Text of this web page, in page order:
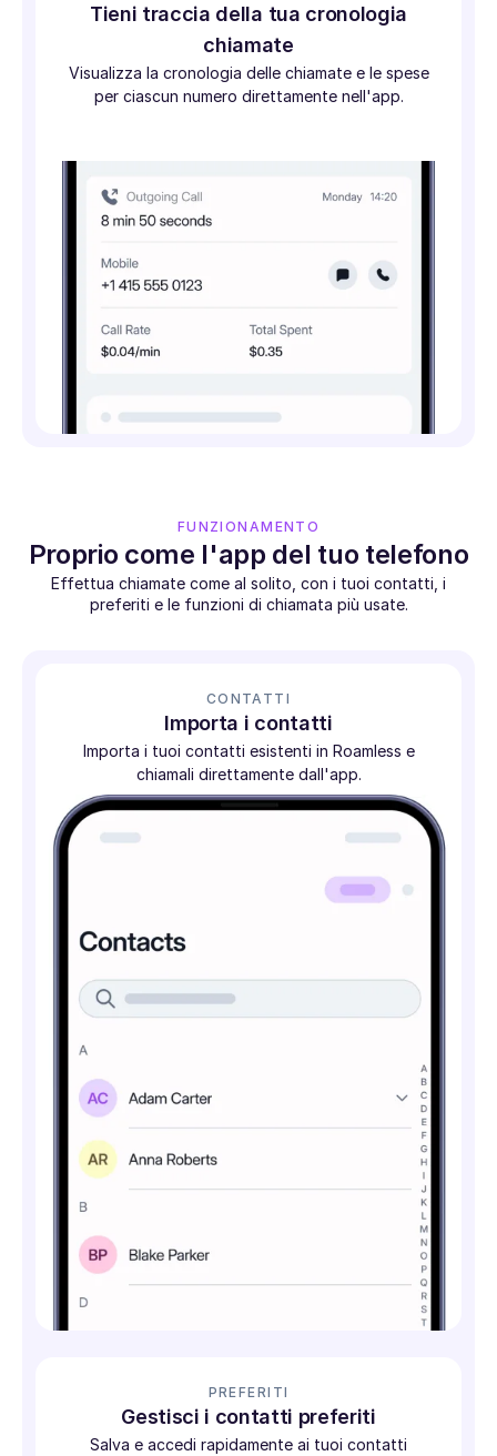
Tieni traccia della tua cronologia
chiamate
Visualizza la cronologia delle chiamate e le spese
per ciascun numero direttamente nell'app.
FUNZIONAMENTO
Proprio come l'app del tuo telefono
Effettua chiamate come al solito, con i tuoi contatti, i
preferiti e le funzioni di chiamata più usate.
CONTATTI
Importa i contatti
Importa i tuoi contatti esistenti in Roamless e
chiamali direttamente dall'app.
PREFERITI
Gestisci i contatti preferiti
Salva e accedi rapidamente ai tuoi contatti